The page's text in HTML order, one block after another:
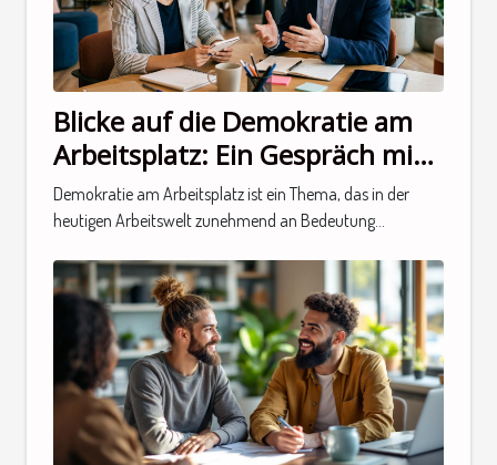
Blicke auf die Demokratie am
Arbeitsplatz: Ein Gespräch mit
einem Experten
Demokratie am Arbeitsplatz ist ein Thema, das in der
heutigen Arbeitswelt zunehmend an Bedeutung...